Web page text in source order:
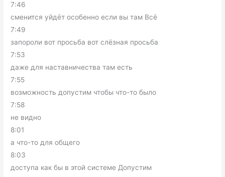
7:46
сменится уйдёт особенно если вы там Всё
7:49
запороли вот просьба вот слёзная просьба
7:53
даже для наставничества там есть
7:55
возможность допустим чтобы что-то было
7:58
не видно
8:01
а что-то для общего
8:03
доступа как бы в этой системе Допустим